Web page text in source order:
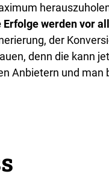
werden vor
der
denn die kann
Anbietern und